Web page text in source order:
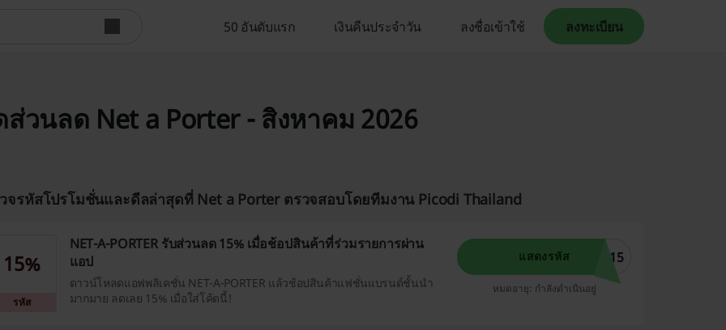
50 อันดับแรก เงินคืนประจำวัน ลงชื่อเข้าใช้ ลงทะเบียน
วนลด Net a Porter - สิงหาคม 2026
จรหัสโปรโมชั่นและดีลล่าสุดที่ Net a Porter ตรวจสอบโดยทีมงาน Picodi Thailand
15%
รหัส
NET-A-PORTER รับส่วนลด 15% เมื่อช้อปสินค้าที่ร่วมรายการผ่าน
แอป
ดาวน์โหลดแอฟพลิเคชั่น NET-A-PORTER แล้วช้อปสินค้าแฟชั่นแบรนด์ชั้นนำ
มากมาย ลดเลย 15% เมื่อใส่โค้ดนี้!
แสดงรหัส P15
หมดอายุ: กำลังดำเนินอยู่